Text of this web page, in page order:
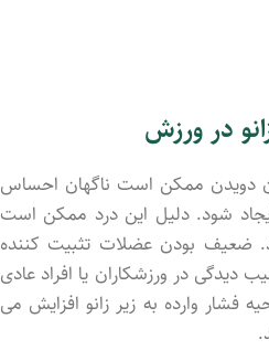
در ورزش
دویدن ممکن است ناگهان احساس
شود. دلیل این درد ممکن است
ضعیف بودن عضلات تثبیت کننده
دیدگی در ورزشکاران یا افراد عادی
وارده به زیر زانو افزایش می